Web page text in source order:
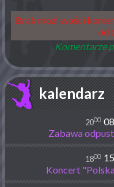
Brak możliwości
od
Komentarze
kalendarz
2000
Zabawa
1800
Koncert